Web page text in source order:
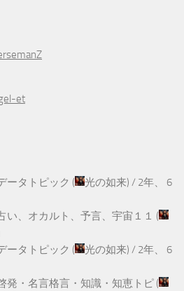
et
ータトピック ( 光の如来) / 2年、 6
い、オカルト、予言、宇宙１１ (
ータトピック ( 光の如来) / 2年、 6
発・名言格言・知識・知恵トピ (